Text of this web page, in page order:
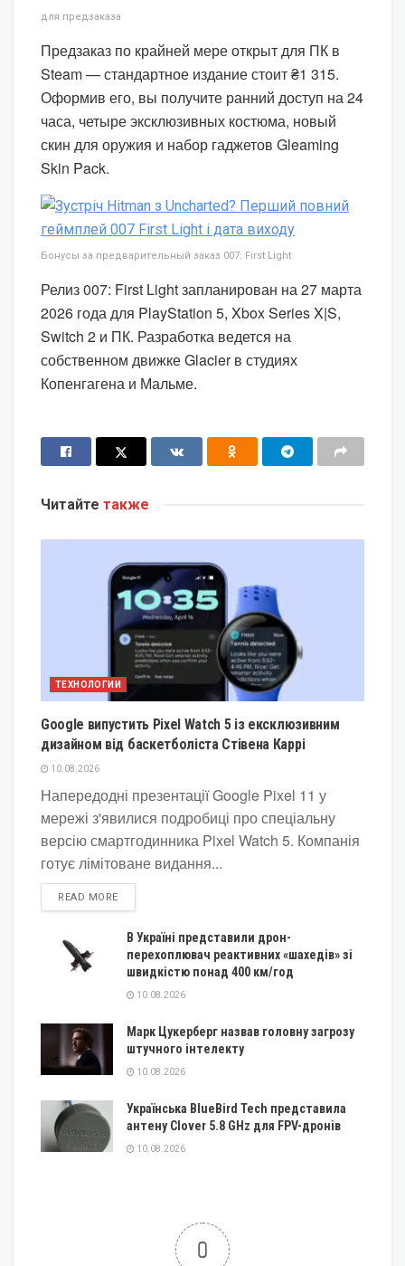
для предзаказа
Предзаказ по крайней мере открыт для ПК в
Steam — стандартное издание стоит ₴1 315.
Оформив его, вы получите ранний доступ на 24
часа, четыре эксклюзивных костюма, новый
скин для оружия и набор гаджетов Gleaming
Skin Pack.
Бонусы за предварительный заказ 007: First Light
Релиз 007: First Light запланирован на 27 марта
2026 года для PlayStation 5, Xbox Series X|S,
Switch 2 и ПК. Разработка ведется на
собственном движке Glacier в студиях
Копенгагена и Мальме.
Читайте также
ТЕХНОЛОГИИ
Google випустить Pixel Watch 5 із ексклюзивним
дизайном від баскетболіста Стівена Каррі
10.08.2026
Напередодні презентації Google Pixel 11 у
мережі з'явилися подробиці про спеціальну
версію смартгодинника Pixel Watch 5. Компанія
готує лімітоване видання...
READ MOREDETAILS
В Україні представили дрон-
перехоплювач реактивних «шахедів» зі
швидкістю понад 400 км/год
10.08.2026
Марк Цукерберг назвав головну загрозу
штучного інтелекту
10.08.2026
Українська BlueBird Tech представила
антену Clover 5.8 GHz для FPV-дронів
10.08.2026
0